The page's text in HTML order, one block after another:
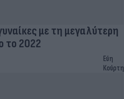
με τη μεγαλύτερη
το 2022
Εύη
Κούρτη